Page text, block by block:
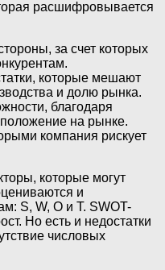
расшифровывается
за счет которых
которые мешают
и долю рынка.
благодаря
на рынке.
компания рискует
которые могут
и
S, W, O и T. SWOT-
Но есть и недостатки
числовых